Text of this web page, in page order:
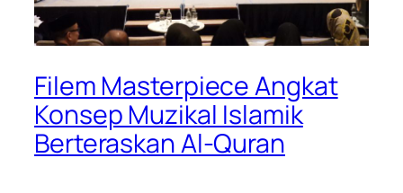
Filem Masterpiece Angkat
Konsep Muzikal Islamik
Berteraskan Al-Quran